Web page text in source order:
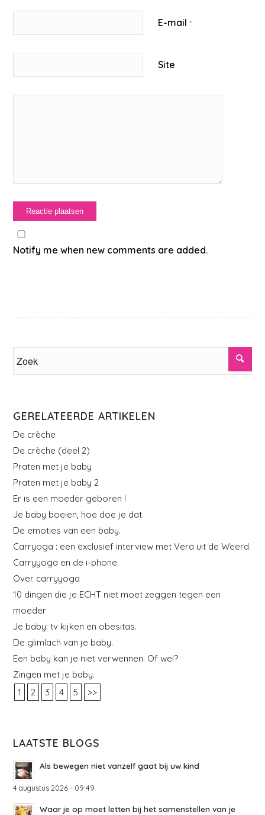
E-mail*
Site
Notify me when new comments are added.
GERELATEERDE ARTIKELEN
De crèche
De crèche (deel 2)
Praten met je baby
Praten met je baby 2
Er is een moeder geboren !
Je baby boeien, hoe doe je dat.
De emoties van een baby.
Carryoga : een exclusief interview met Vera uit de Weerd.
Carryyoga en de i-phone.
Over carryyoga
10 dingen die je ECHT niet moet zeggen tegen een
moeder
Je baby: tv kijken en obesitas.
De glimlach van je baby.
Een baby kan je niet verwennen. Of wel?
Zingen met je baby.
1
2 3 4 5 >>
LAATSTE BLOGS
Als bewegen niet vanzelf gaat bij uw kind
4 augustus 2026 - 09:49
Waar je op moet letten bij het samenstellen van je